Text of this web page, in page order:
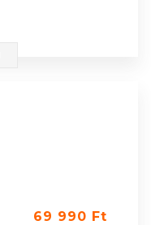
69 990 Ft